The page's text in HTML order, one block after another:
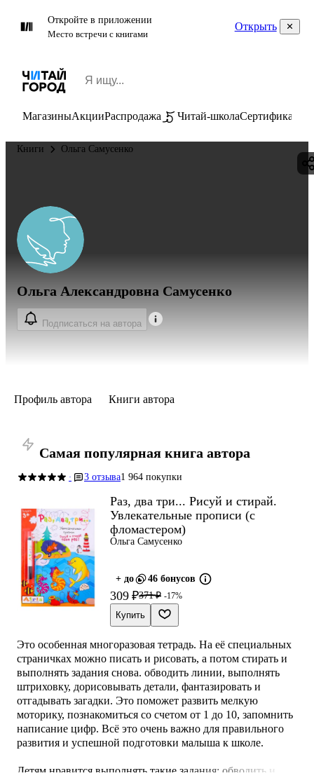
Откройте в приложении
Место встречи с книгами
Открыть
МагазиныАкцииРаспродажа Читай-школаСертификаты
Книги Ольга Самусенко
Ольга Александровна Самусенко
Подписаться на автора
Профиль автора Книги автора
Самая популярная книга автора
· 3 отзыва1 964 покупки
Раз, два три... Рисуй и стирай.
Увлекательные прописи (с
фломастером)
Ольга Самусенко
+ до 46 бонусов
309 ₽371 ₽ -17%
Купить
Это особенная многоразовая тетрадь. На её специальных
страничках можно писать и рисовать, а потом стирать и
выполнять задания снова. обводить линии, выполнять
штриховку, дорисовывать детали, фантазировать и
отгадывать загадки. Это поможет развить мелкую
моторику, познакомиться со счетом от 1 до 10, запомнить
написание цифр. Всё это очень важно для правильного
развития и успешной подготовки малыша к школе.
Детям нравится выполнять такие задания: обводить и